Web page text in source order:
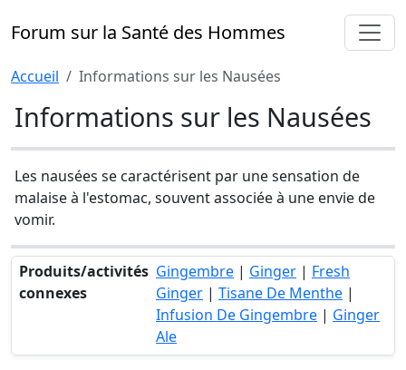
Forum sur la Santé des Hommes
Accueil Informations sur les Nausées
Informations sur les Nausées
Les nausées se caractérisent par une sensation de
malaise à l'estomac, souvent associée à une envie de
vomir.
Produits/activités
connexes
Gingembre | Ginger | Fresh
Ginger | Tisane De Menthe |
Infusion De Gingembre | Ginger
Ale